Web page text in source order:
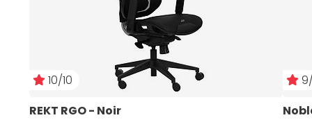
10/10
REKT RGO - Noir